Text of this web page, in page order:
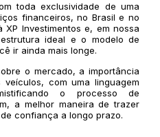
toda exclusividade de uma
financeiros, no Brasil e no
XP Investimentos e, em nossa
ideal e o modelo de
ir ainda mais longe.
o mercado, a importância
com uma linguagem
o processo de
a melhor maneira de trazer
confiança a longo prazo.